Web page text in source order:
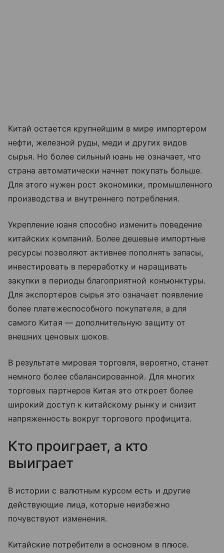
Китай остается крупнейшим в мире импортером
нефти, железной руды, меди и других видов
сырья. Но более сильный юань не означает, что
страна автоматически начнет покупать больше.
Для этого нужен рост экономики, промышленного
производства и внутреннего потребления.
Укрепление юаня способно изменить поведение
китайских компаний. Более дешевые импортные
ресурсы позволяют активнее пополнять запасы,
инвестировать в переработку и наращивать
закупки в периоды благоприятной конъюнктуры.
Для экспортеров сырья это означает появление
более платежеспособного покупателя, а для
самого Китая — дополнительную защиту от
внешних ценовых шоков.
В результате мировая торговля, вероятно, станет
немного более сбалансированной. Для многих
торговых партнеров Китая это откроет более
широкий доступ к китайскому рынку и снизит
напряженность вокруг торгового профицита.
Кто проиграет, а кто
выиграет
В истории с валютным курсом есть и другие
действующие лица, которые неизбежно
почувствуют изменения.
Китайские потребители в основном в плюсе.